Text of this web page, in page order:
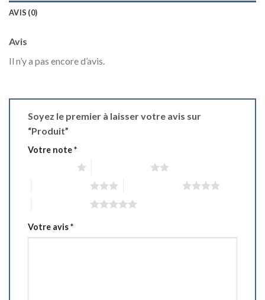
AVIS (0)
Avis
Il n’y a pas encore d’avis.
Soyez le premier à laisser votre avis sur
“Produit”
Votre note*
Votre avis*